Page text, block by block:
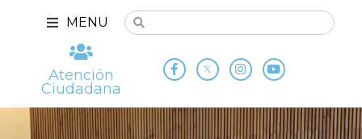
MENU
Atención
Ciudadana